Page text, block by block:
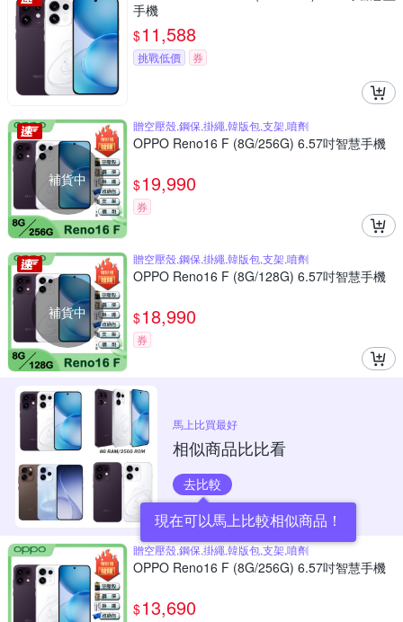
手機
$11,588
挑戰低價 券
補貨中
贈空壓殼,鋼保,掛繩,韓版包,支架,噴劑
OPPO Reno16 F (8G/256G) 6.57吋智慧手機
$19,990
券
補貨中
贈空壓殼,鋼保,掛繩,韓版包,支架,噴劑
OPPO Reno16 F (8G/128G) 6.57吋智慧手機
$18,990
券
馬上比買最好
相似商品比比看
去比較
現在可以馬上比較相似商品！
贈空壓殼,鋼保,掛繩,韓版包,支架,噴劑
OPPO Reno16 F (8G/256G) 6.57吋智慧手機
$13,690